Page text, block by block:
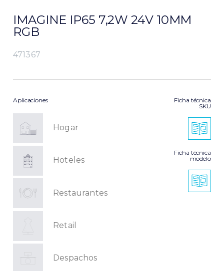
IMAGINE IP65 7,2W 24V 10MM
RGB
471367
Aplicaciones
Hogar
Hoteles
Restaurantes
Retail
Despachos
Ficha técnica
SKU
Ficha técnica
modelo